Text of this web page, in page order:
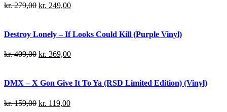
kr.279,00 kr. 249,00
Destroy Lonely – If Looks Could Kill (Purple Vinyl)
kr.409,00 kr. 369,00
DMX – X Gon Give It To Ya (RSD Limited Edition) (Vinyl)
kr.159,00 kr. 119,00